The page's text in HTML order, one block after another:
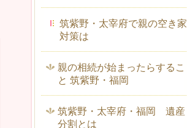
筑紫野・太宰府で親の空き家
対策は
親の相続が始まったらするこ
と 筑紫野・福岡
筑紫野・太宰府・福岡 遺産
分割とは